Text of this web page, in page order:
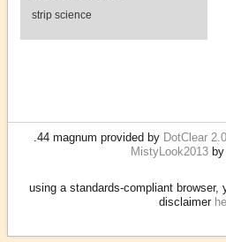
strip science
.44 magnum provided by DotClear 2.0
MistyLook2013by
using a standards-compliant browser,
disclaimer